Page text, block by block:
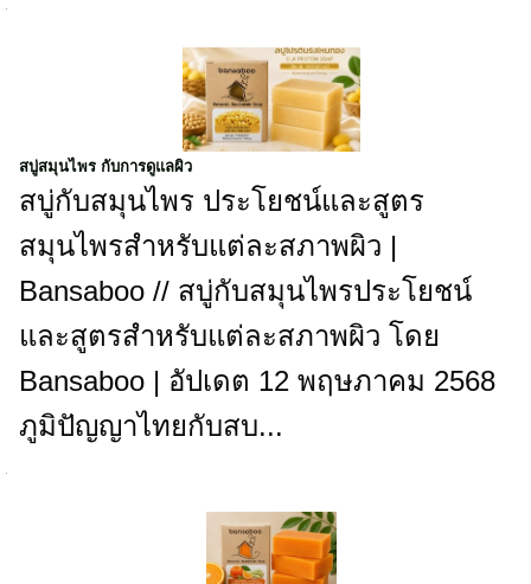
สบู่สมุนไพร กับการดูแลผิว
สบู่กับสมุนไพร ประโยชน์และสูตร
สมุนไพรสำหรับแต่ละสภาพผิว |
Bansaboo // สบู่กับสมุนไพรประโยชน์
และสูตรสำหรับแต่ละสภาพผิว โดย
Bansaboo | อัปเดต 12 พฤษภาคม 2568
ภูมิปัญญาไทยกับสบ...